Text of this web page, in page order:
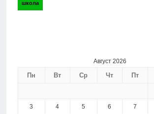
школа
Август 2026
Пн Вт Ср Чт Пт
3 4 5 6 7